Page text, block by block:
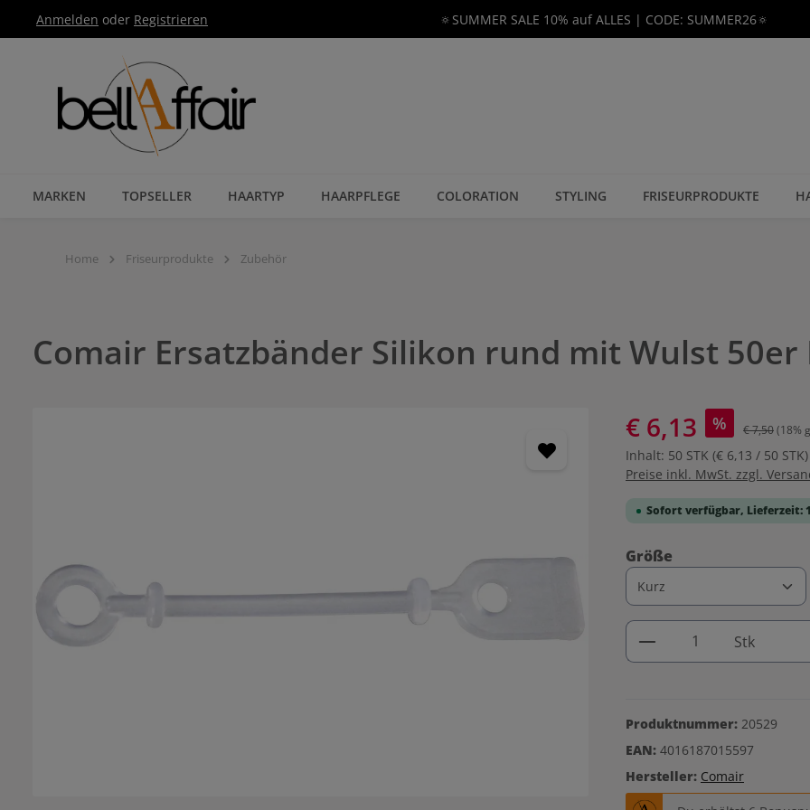
Hauptnavigation springen
Anmelden oder Registrieren 🔅SUMMER SALE 10% auf ALLES | CODE: SUMMER26🔅
MARKEN TOPSELLER HAARTYP HAARPFLEGE COLORATION STYLING FRISEURPRODUKTE
Home Friseurprodukte Zubehör
Comair Ersatzbänder Silikon rund mit Wulst 50er
€ 6,13 % € 7,50(18%
Inhalt: 50 STK (€ 6,13 / 50 STK)
Preise inkl. MwSt. zzgl.
Sofort verfügbar, Lieferzeit:
Größe
Produkt Anzahl:
Stk
Produktnummer: 20529
EAN: 4016187015597
Hersteller: Comair